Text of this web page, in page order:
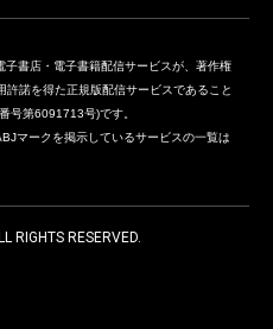
子書店・電子書籍配信サービスが、著作権
許諾を得た正規版配信サービスであること
号第6091713号)です。
マークを掲示しているサービスの一覧は
RIGHTS RESERVED.